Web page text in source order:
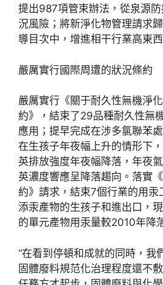
提出987項管束辦法，從泉源
況風險；將新淨化物管理請求
導目次中，增進相干行業高東
嚴厲實行國際周遭的狀況條約
嚴厲實行《關于耐久性無機淨
約》，結束了29品種耐久性無
應用；提早完成在涉多氯聯苯
在生孩子年夜幅上升的情形下
英排放強度年夜幅降落，年夜
英濃度響應呈降落趨向。落實
約》請求，結束7個行業的用汞
添汞產物的生孩子和進出口，
的單元產物用汞量較2010年降
“在看到停頓和成就的同時，我
固體廢料規范化治理程度還不